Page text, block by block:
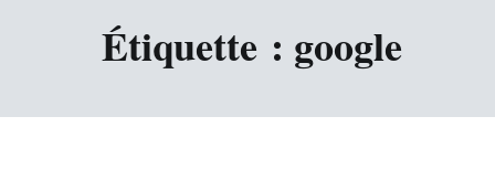
Étiquette : google